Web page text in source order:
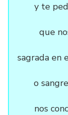
y te
que
sagrada en
o
nos